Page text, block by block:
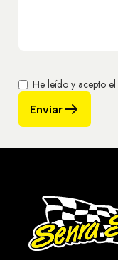
He leído y acepto el
Enviar